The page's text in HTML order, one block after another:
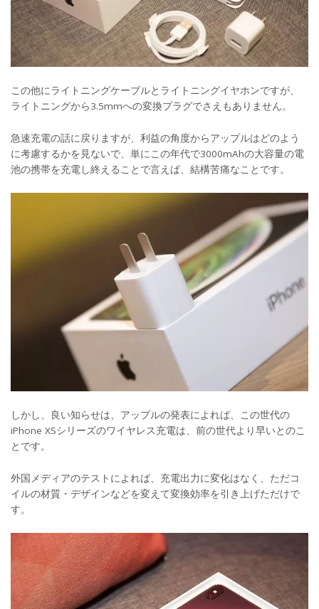
この他にライトニングケーブルとライトニングイヤホンですが、
ライトニングから3.5mmへの変換プラグでさえもありません。
急速充電の話に戻りますが、利益の角度からアップルはどのよう
に考慮するかを見ないで、単にこの年代で3000mAhの大容量の電
池の携帯を充電し終えることで言えば、結構苦痛なことです。
しかし、良い知らせは、アップルの発表によれば、この世代の
iPhone XSシリーズのワイヤレス充電は、前の世代より早いとのこ
とです。
外国メディアのテストによれば、充電出力に変化はなく、ただコ
イルの材質・デザインなどを変えて変換効率を引き上げただけで
す。